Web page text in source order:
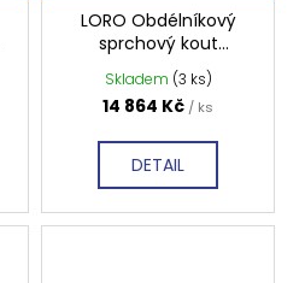
LORO Obdélníkový
sprchový kout
1000x1200 mm, čiré
sklo, GN4510-GN3512
Skladem (3 ks)
14 864 Kč / ks
DETAIL